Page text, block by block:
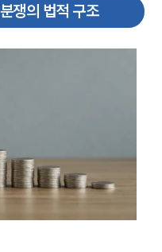
쟁의 법적 구조